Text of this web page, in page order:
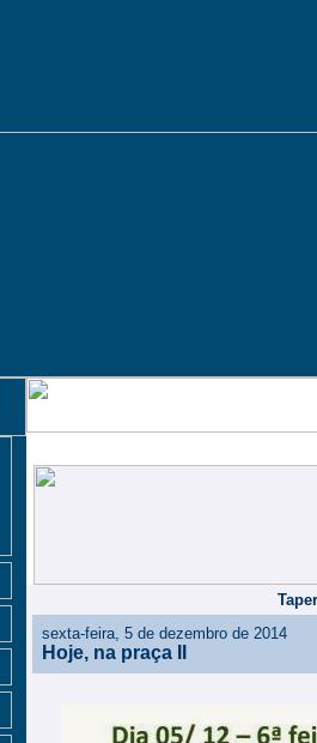
sexta-feira, 5 de dezembro de 2014
Hoje, na praça II